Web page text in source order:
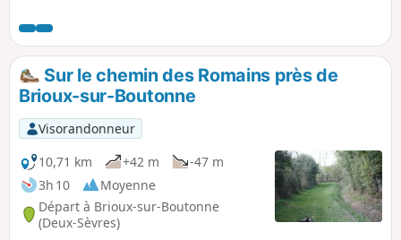
déroule sur de bons chemins, ce qui permet d'en faire une
balade familiale.
Sur le chemin des Romains près de
Brioux-sur-Boutonne
Visorandonneur
10,71 km
+42 m
-47 m
3h 10
Moyenne
Départ à Brioux-sur-Boutonne
(Deux-Sèvres)